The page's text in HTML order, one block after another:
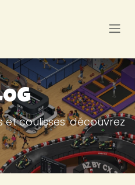
et coulisses: découvrez